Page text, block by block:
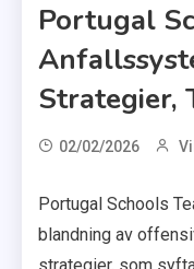
Portugal
Strategier,
02/02/2026
Portugal Schools
blandning av